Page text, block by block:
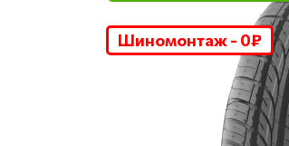
Шиномонтаж - 0₽